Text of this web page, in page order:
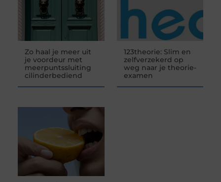
Zo haal je meer uit
je voordeur met
meerpuntssluiting
cilinderbediend
123theorie: Slim en
zelfverzekerd op
weg naar je theorie-
examen